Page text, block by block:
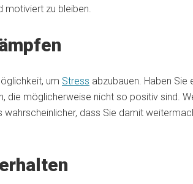
motiviert zu bleiben.
um Stress abzubauen. Haben Sie
die möglicherweise nicht so positiv sind.
wahrscheinlicher, dass Sie damit